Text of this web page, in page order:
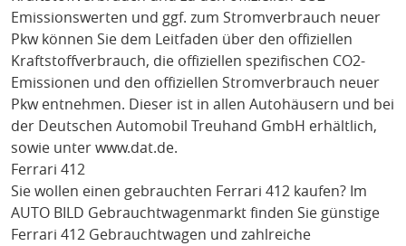
Emissionswerten und ggf. zum Stromverbrauch neuer
Pkw können Sie dem Leitfaden über den offiziellen
Kraftstoffverbrauch, die offiziellen spezifischen CO2-
Emissionen und den offiziellen Stromverbrauch neuer
Pkw entnehmen. Dieser ist in allen Autohäusern und bei
der Deutschen Automobil Treuhand GmbH erhältlich,
sowie unter www.dat.de.
Ferrari 412
Sie wollen einen gebrauchten Ferrari 412 kaufen? Im
AUTO BILD Gebrauchtwagenmarkt finden Sie günstige
Ferrari 412 Gebrauchtwagen und zahlreiche